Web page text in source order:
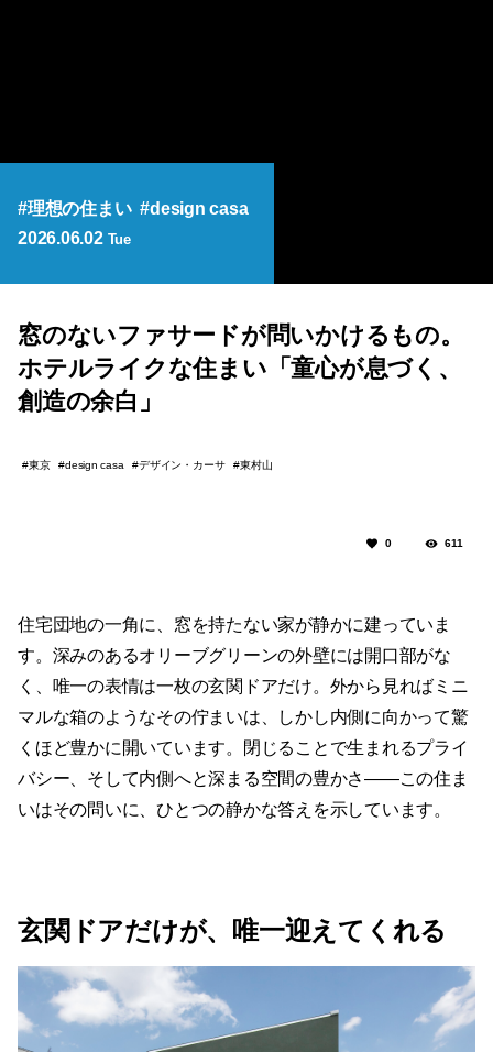
理想の住まい
design casa
2026.06.02 Tue
窓のないファサードが問いかけるもの。
ホテルライクな住まい「童心が息づく、
創造の余白」
東京 design casa デザイン・カーサ 東村山
0 611
住宅団地の一角に、窓を持たない家が静かに建っていま
す。深みのあるオリーブグリーンの外壁には開口部がな
く、唯一の表情は一枚の玄関ドアだけ。外から見ればミニ
マルな箱のようなその佇まいは、しかし内側に向かって驚
くほど豊かに開いています。閉じることで生まれるプライ
バシー、そして内側へと深まる空間の豊かさ——この住ま
いはその問いに、ひとつの静かな答えを示しています。
玄関ドアだけが、唯一迎えてくれる